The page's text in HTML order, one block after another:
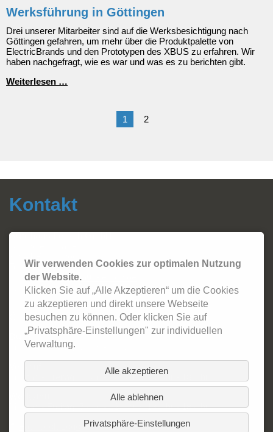
Werksführung in Göttingen
Drei unserer Mitarbeiter sind auf die Werksbesichtigung nach
Göttingen gefahren, um mehr über die Produktpalette von
ElectricBrands und den Prototypen des XBUS zu erfahren. Wir
haben nachgefragt, wie es war und was es zu berichten gibt.
Weiterlesen …
1
2
Kontakt
Autohaus Fersch GmbH
Tel.:08324 - 2420
Email:info@autohaus-fersch.de
WhatsApp: +49 178/894 2786
Öffnungszeiten:
Büro
Montag - Freitag: 7 Uhr - 18:30 Uhr
Montag - Freitag: 8 Uhr - 12 Uhr & 13 Uhr - 18 Uhr
Montag - Freitag: 7 Uhr - 12 Uhr & 13 Uhr - 18 Uhr
Wir verwenden Cookies zur optimalen Nutzung
der Website.
Klicken Sie auf „Alle Akzeptieren“ um die Cookies
zu akzeptieren und direkt unsere Webseite
besuchen zu können. Oder klicken Sie auf
„Privatsphäre-Einstellungen" zur individuellen
Verwaltung.
Alle akzeptieren
Alle ablehnen
Privatsphäre-Einstellungen